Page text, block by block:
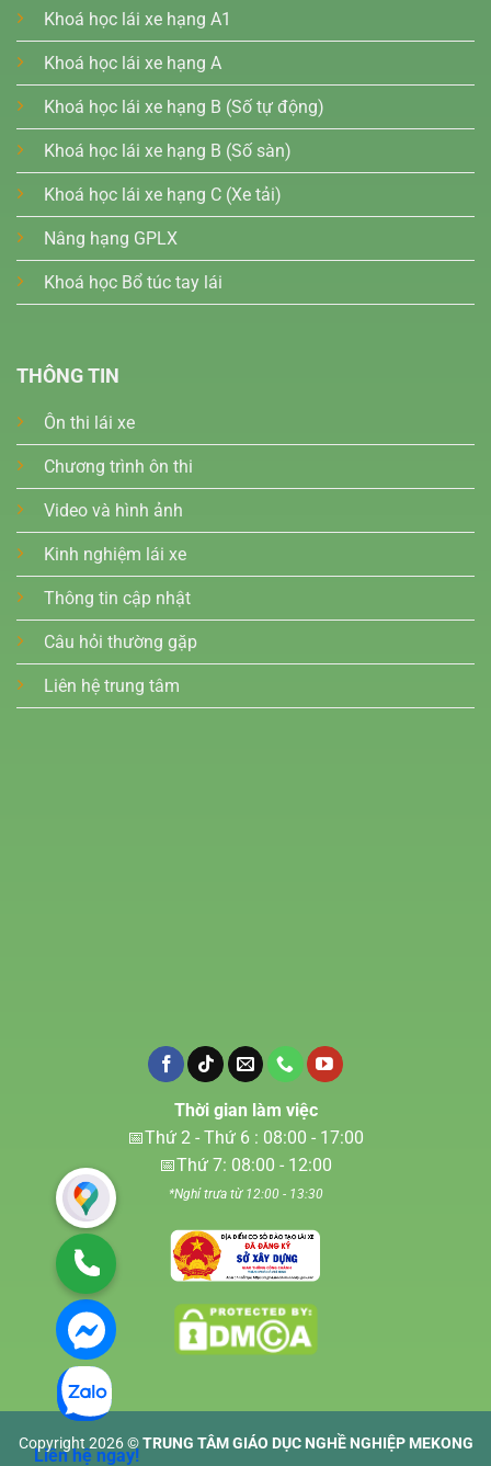
Khoá học lái xe hạng A1
Khoá học lái xe hạng A
Khoá học lái xe hạng B (Số tự động)
Khoá học lái xe hạng B (Số sàn)
Khoá học lái xe hạng C (Xe tải)
Nâng hạng GPLX
Khoá học Bổ túc tay lái
THÔNG TIN
Ôn thi lái xe
Chương trình ôn thi
Video và hình ảnh
Kinh nghiệm lái xe
Thông tin cập nhật
Câu hỏi thường gặp
Liên hệ trung tâm
Thời gian làm việc
📅Thứ 2 - Thứ 6 : 08:00 - 17:00
📅Thứ 7: 08:00 - 12:00
*Nghỉ trưa từ 12:00 - 13:30
Copyright 2026 ©TRUNG TÂM GIÁO DỤC NGHỀ NGHIỆP MEKONG
Liên hệ ngay!